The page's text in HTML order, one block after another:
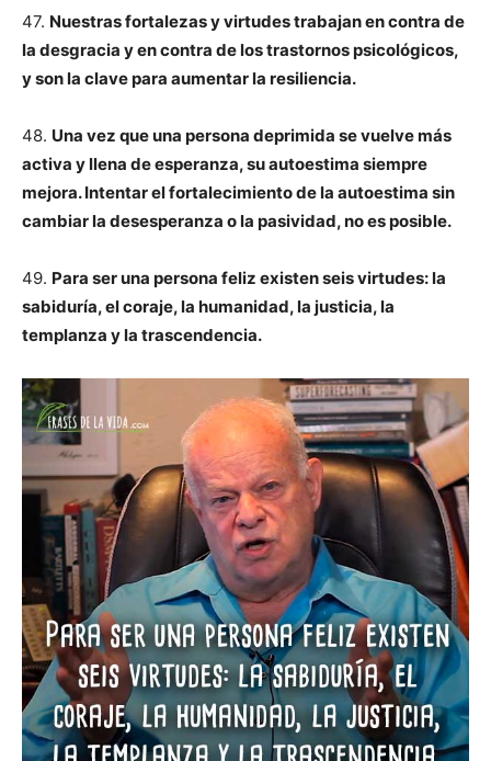
47. Nuestras fortalezas y virtudes trabajan en contra de
la desgracia y en contra de los trastornos psicológicos,
y son la clave para aumentar la resiliencia.
48. Una vez que una persona deprimida se vuelve más
activa y llena de esperanza, su autoestima siempre
mejora. Intentar el fortalecimiento de la autoestima sin
cambiar la desesperanza o la pasividad, no es posible.
49. Para ser una persona feliz existen seis virtudes: la
sabiduría, el coraje, la humanidad, la justicia, la
templanza y la trascendencia.